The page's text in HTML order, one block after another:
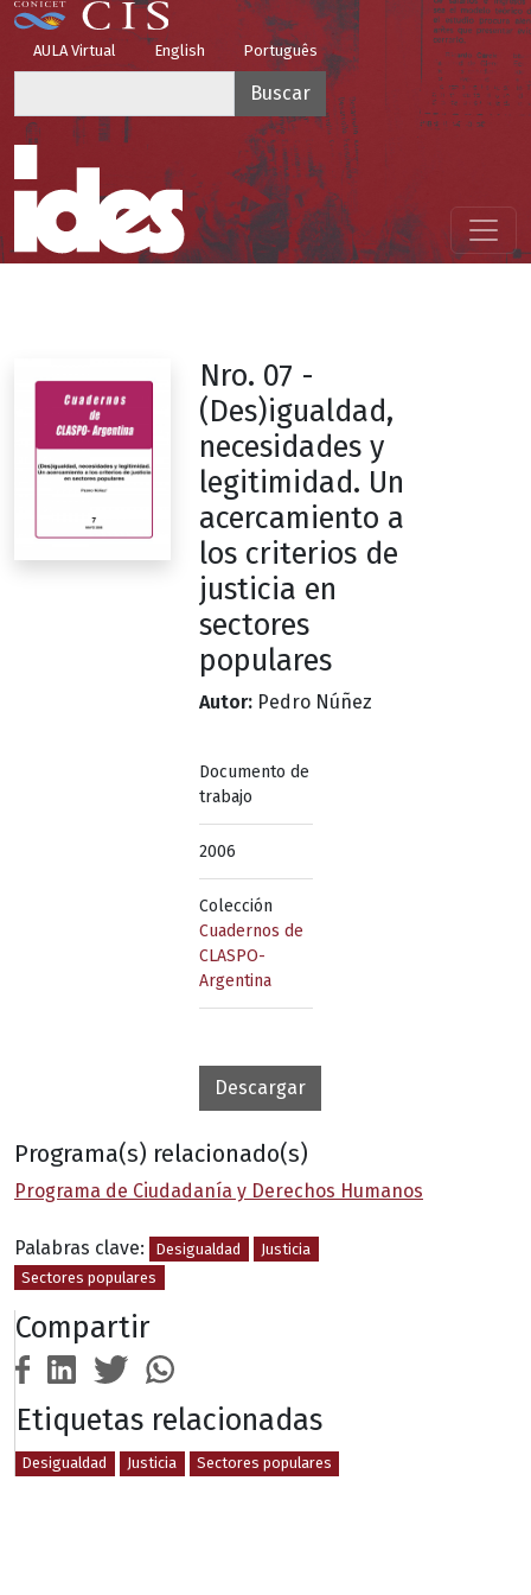
Pasar al contenido principal
Top Menu
AULA Virtual English Português
Menú principal
Nro. 07 -
(Des)igualdad,
necesidades y
legitimidad. Un
acercamiento a
los criterios de
justicia en
sectores
populares
Autor: Pedro Núñez
Documento de
trabajo
2006
Colección
Cuadernos de
CLASPO-
Argentina
Descargar
Programa(s) relacionado(s)
Programa de Ciudadanía y Derechos Humanos
Palabras clave: Desigualdad
Justicia
Sectores populares
Compartir
Etiquetas relacionadas
Desigualdad Justicia Sectores populares